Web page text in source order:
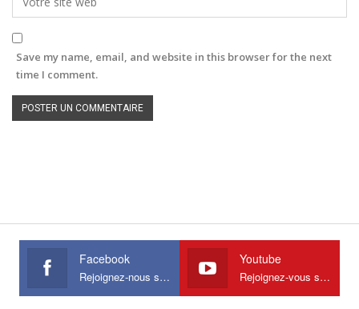
Save my name, email, and website in this browser for the next
time I comment.
Facebook
Rejoignez-nous sur Facebook
Youtube
Rejoignez-vous sur Youtube